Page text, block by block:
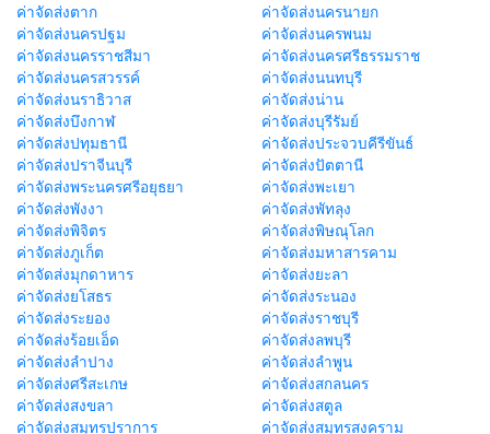
ค่าจัดส่งตาก
ค่าจัดส่งนครนายก
ค่าจัดส่งนครปฐม
ค่าจัดส่งนครพนม
ค่าจัดส่งนครราชสีมา
ค่าจัดส่งนครศรีธรรมราช
ค่าจัดส่งนครสวรรค์
ค่าจัดส่งนนทบุรี
ค่าจัดส่งนราธิวาส
ค่าจัดส่งน่าน
ค่าจัดส่งบึงกาฬ
ค่าจัดส่งบุรีรัมย์
ค่าจัดส่งปทุมธานี
ค่าจัดส่งประจวบคีรีขันธ์
ค่าจัดส่งปราจีนบุรี
ค่าจัดส่งปัตตานี
ค่าจัดส่งพระนครศรีอยุธยา
ค่าจัดส่งพะเยา
ค่าจัดส่งพังงา
ค่าจัดส่งพัทลุง
ค่าจัดส่งพิจิตร
ค่าจัดส่งพิษณุโลก
ค่าจัดส่งภูเก็ต
ค่าจัดส่งมหาสารคาม
ค่าจัดส่งมุกดาหาร
ค่าจัดส่งยะลา
ค่าจัดส่งยโสธร
ค่าจัดส่งระนอง
ค่าจัดส่งระยอง
ค่าจัดส่งราชบุรี
ค่าจัดส่งร้อยเอ็ด
ค่าจัดส่งลพบุรี
ค่าจัดส่งลำปาง
ค่าจัดส่งลำพูน
ค่าจัดส่งศรีสะเกษ
ค่าจัดส่งสกลนคร
ค่าจัดส่งสงขลา
ค่าจัดส่งสตูล
ค่าจัดส่งสมุทรปราการ
ค่าจัดส่งสมุทรสงคราม